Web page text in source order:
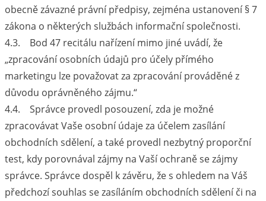
obecně závazné právní předpisy, zejména ustanovení § 7
zákona o některých službách informační společnosti.
4.3. Bod 47 recitálu nařízení mimo jiné uvádí, že
„zpracování osobních údajů pro účely přímého
marketingu lze považovat za zpracování prováděné z
důvodu oprávněného zájmu.“
4.4. Správce provedl posouzení, zda je možné
zpracovávat Vaše osobní údaje za účelem zasílání
obchodních sdělení, a také provedl nezbytný proporční
test, kdy porovnával zájmy na Vaší ochraně se zájmy
správce. Správce dospěl k závěru, že s ohledem na Váš
předchozí souhlas se zasíláním obchodních sdělení či na